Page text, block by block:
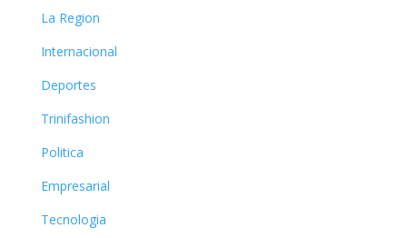
La Region
Internacional
Deportes
Trinifashion
Politica
Empresarial
Tecnologia